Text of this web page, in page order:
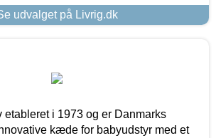
udvalget på Livrig.dk
etableret i 1973 og er Danmarks
kæde for babyudstyr med et